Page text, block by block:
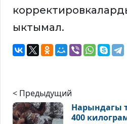
ыктымал.
< Предыдущий
Нарындагы
400